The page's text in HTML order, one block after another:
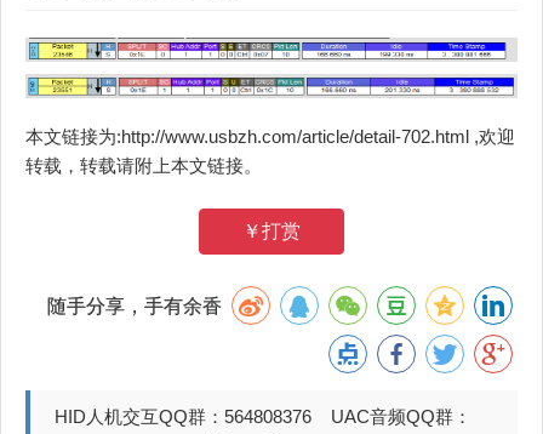
本文链接为:http://www.usbzh.com/article/detail-702.html ,欢迎
转载，转载请附上本文链接。
￥打赏
随手分享，手有余香
HID人机交互QQ群：564808376 UAC音频QQ群：